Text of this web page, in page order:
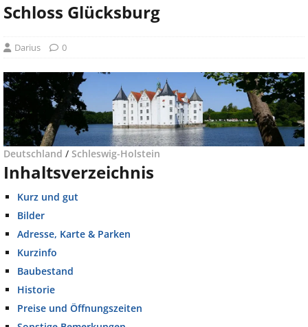
Schloss Glücksburg
Darius 0
Deutschland / Schleswig-Holstein
Inhaltsverzeichnis
Kurz und gut
Bilder
Adresse, Karte & Parken
Kurzinfo
Baubestand
Historie
Preise und Öffnungszeiten